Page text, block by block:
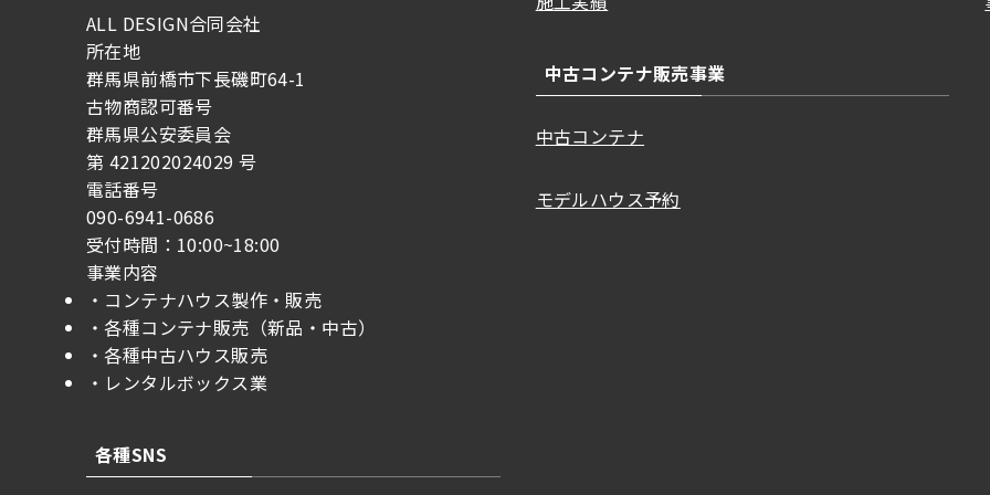
ALL DESIGN合同会社
所在地
群馬県前橋市下長磯町64-1
古物商認可番号
群馬県公安委員会
第 421202024029 号
電話番号
090-6941-0686
受付時間：10:00~18:00
事業内容
・コンテナハウス製作・販売
・各種コンテナ販売（新品・中古）
・各種中古ハウス販売
・レンタルボックス業
各種SNS
中古コンテナ販売事業
中古コンテナ
モデルハウス予約